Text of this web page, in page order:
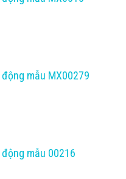
mẫu MX00279
mẫu 00216